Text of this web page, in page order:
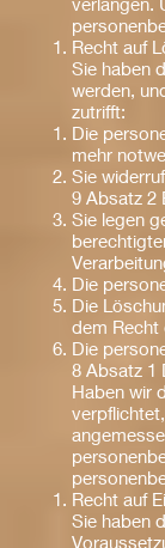
Recht auf
Sie haben
werden,
zutrifft:
Die
mehr
Sie
9 Absatz 2
Sie legen
Die
Die
dem Recht
Die
8 Absatz 1
Haben wir
Recht auf
Sie haben